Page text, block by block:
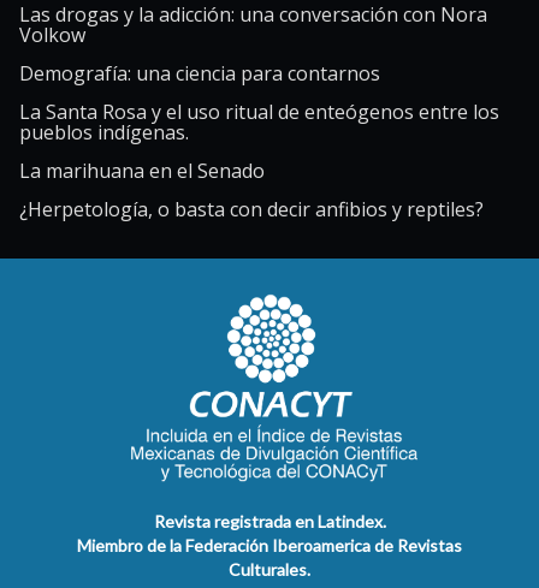
Las drogas y la adicción: una conversación con Nora
Volkow
Demografía: una ciencia para contarnos
La Santa Rosa y el uso ritual de enteógenos entre los
pueblos indígenas.
La marihuana en el Senado
¿Herpetología, o basta con decir anfibios y reptiles?
Revista registrada en Latindex.
Miembro de la Federación Iberoamerica de Revistas
Culturales.